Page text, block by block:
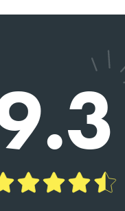
heeft ons geholpen met de
en de taxatie van een
en hij is erg betrokken.
hele aardige man en heeft